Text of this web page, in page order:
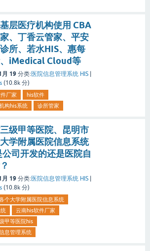
层医疗机构使用 CBA
、丁香云管家、平安
所、若水HIS、惠每
iMedical Cloud等
月 19 分类:医院信息管理系统 HIS
(10.8k 分)
厂家
his软件
构his系统
诊所管家
级甲等医院、昆明市
学附属医院信息系统
公司开发的还是医院自
月 19 分类:医院信息管理系统 HIS
(10.8k 分)
个大学附属医院信息系统
云南his软件厂家
甲等医院his
息管理系统